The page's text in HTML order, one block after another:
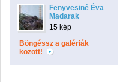
Fenyvesiné Éva
Madarak
15 kép
Böngéssz a galériák
között!